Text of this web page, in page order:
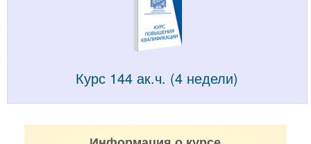
Курс 144 ак.ч. (4 недели)